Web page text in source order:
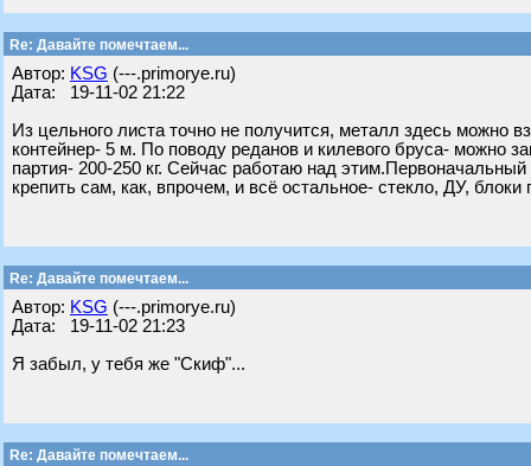
Re: Давайте помечтаем...
Автор: KSG (---.primorye.ru)
Дата: 19-11-02 21:22
Из цельного листа точно не получится, металл здесь можно
контейнер- 5 м. По поводу реданов и килевого бруса- можно
партия- 200-250 кг. Сейчас работаю над
крепить сам, как, впрочем, и всё остальное- стекло, ДУ,
Re: Давайте помечтаем...
Автор: KSG (---.primorye.ru)
Дата: 19-11-02 21:23
Я забыл, у тебя же "Скиф"...
Re: Давайте помечтаем...